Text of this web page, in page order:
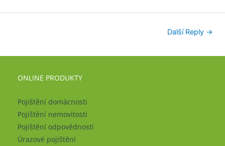
Další Reply →
ONLINE PRODUKTY
Pojištění domácnosti
Pojištění nemovitosti
Pojištění odpovědnosti
Úrazové pojištění